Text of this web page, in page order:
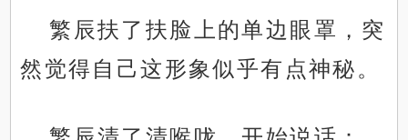
繁辰扶了扶脸上的单边眼罩，突
然觉得自己这形象似乎有点神秘。